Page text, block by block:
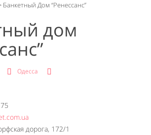
Банкетный Дом “Ренессанс”
дом
Одесса
дорога, 172/1